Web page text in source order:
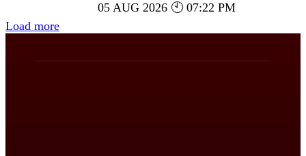
05 AUG 2026 🕙 07:22 PM
Load more